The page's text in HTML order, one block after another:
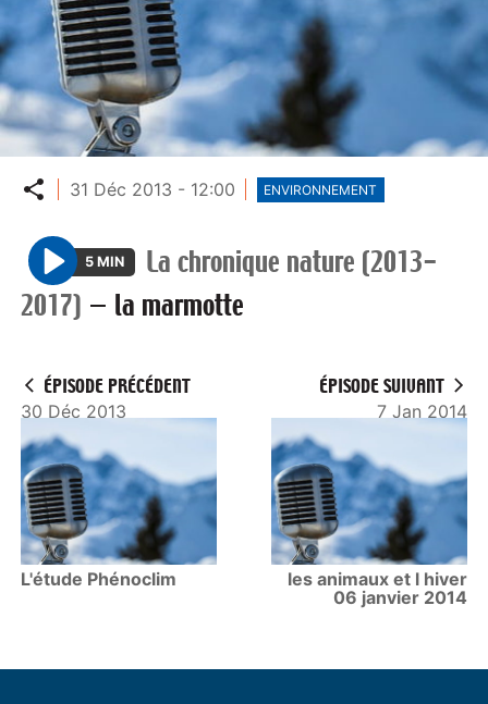
Partager
31 Déc 2013 - 12:00 ENVIRONNEMENT
P
l
5 MIN
La chronique nature (2013-
2017) — la marmotte
ÉPISODE PRÉCÉDENT
30 Déc 2013
L'étude Phénoclim
ÉPISODE SUIVANT
7 Jan 2014
les animaux et l hiver
06 janvier 2014